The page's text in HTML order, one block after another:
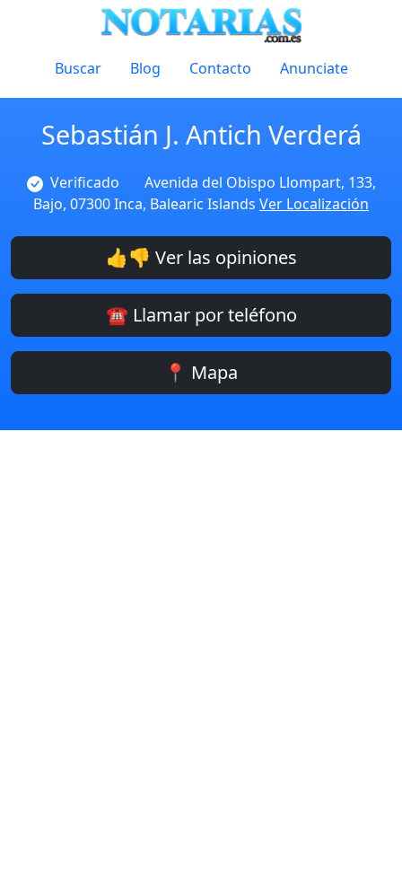
Buscar Blog Contacto Anunciate
Sebastián J. Antich Verderá
Verificado
Avenida del Obispo Llompart, 133,
Bajo, 07300 Inca, Balearic Islands Ver Localización
👍👎 Ver las opiniones
☎️ Llamar por teléfono
📍 Mapa